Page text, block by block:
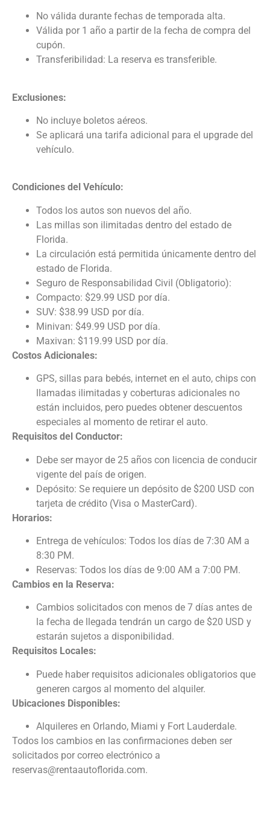
No válida durante fechas de temporada alta.
Válida por 1 año a partir de la fecha de compra del
cupón.
Transferibilidad: La reserva es transferible.
Exclusiones:
No incluye boletos aéreos.
Se aplicará una tarifa adicional para el upgrade del
vehículo.
Condiciones del Vehículo:
Todos los autos son nuevos del año.
Las millas son ilimitadas dentro del estado de
Florida.
La circulación está permitida únicamente dentro del
estado de Florida.
Seguro de Responsabilidad Civil (Obligatorio):
Compacto: $29.99 USD por día.
SUV: $38.99 USD por día.
Minivan: $49.99 USD por día.
Maxivan: $119.99 USD por día.
Costos Adicionales:
GPS, sillas para bebés, internet en el auto, chips con
llamadas ilimitadas y coberturas adicionales no
están incluidos, pero puedes obtener descuentos
especiales al momento de retirar el auto.
Requisitos del Conductor:
Debe ser mayor de 25 años con licencia de conducir
vigente del país de origen.
Depósito: Se requiere un depósito de $200 USD con
tarjeta de crédito (Visa o MasterCard).
Horarios:
Entrega de vehículos: Todos los días de 7:30 AM a
8:30 PM.
Reservas: Todos los días de 9:00 AM a 7:00 PM.
Cambios en la Reserva:
Cambios solicitados con menos de 7 días antes de
la fecha de llegada tendrán un cargo de $20 USD y
estarán sujetos a disponibilidad.
Requisitos Locales:
Puede haber requisitos adicionales obligatorios que
generen cargos al momento del alquiler.
Ubicaciones Disponibles:
Alquileres en Orlando, Miami y Fort Lauderdale.
Todos los cambios en las confirmaciones deben ser
solicitados por correo electrónico a
reservas@rentaautoflorida.com.